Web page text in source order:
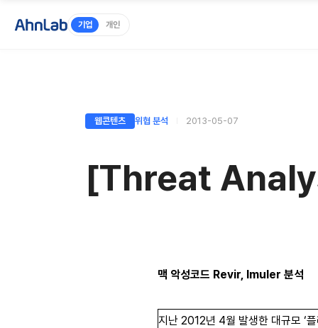
기업 개인
웹콘텐츠 위협 분석 2013-05-07
[Threat
맥 악성코드 Revir, Imuler 분석
지난 2012년 4월 발생한 대규모 ‘